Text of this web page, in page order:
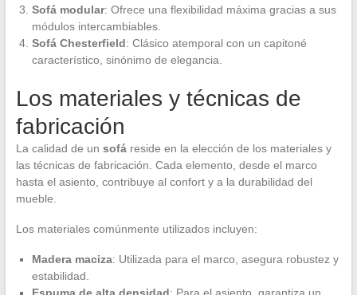
Sofá modular: Ofrece una flexibilidad máxima gracias a sus
módulos intercambiables.
Sofá Chesterfield: Clásico atemporal con un capitoné
característico, sinónimo de elegancia.
Los materiales y técnicas de
fabricación
La calidad de un sofáreside en la elección de los materiales y
las técnicas de fabricación. Cada elemento, desde el marco
hasta el asiento, contribuye al confort y a la durabilidad del
mueble.
Los materiales comúnmente utilizados incluyen:
Madera maciza: Utilizada para el marco, asegura robustez y
estabilidad.